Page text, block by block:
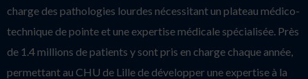
charge des pathologies lourdes nécessitant un plateau médico-
technique de pointe et une expertise médicale spécialisée. Près
de 1.4 millions de patients y sont pris en charge chaque année,
permettant au CHU de Lille de développer une expertise à la